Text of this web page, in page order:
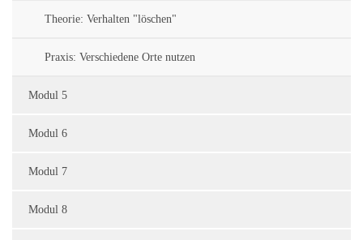
Theorie: Verhalten "löschen"
Praxis: Verschiedene Orte nutzen
Modul 5
Modul 6
Modul 7
Modul 8